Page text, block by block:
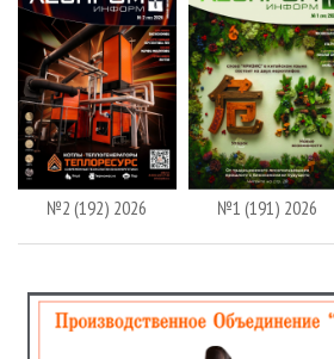
№2 (192) 2026 №1 (191) 2026